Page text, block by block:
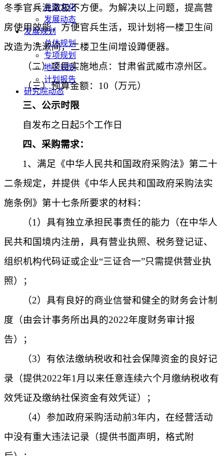
丝路文化
发展动态
发展规划
总体规划
专项规划
地区规划
计划报告
研究院动态
冬季官兵洗漱极不方便。为解决以上问题，提高营
房使用效能，方便官兵生活，现计划将一楼卫生间
改造为洗漱间，二楼卫生间增设蹲便器。
（二）项目实施地点：甘肃省武威市凉州区。
（三）预算金额： 10（万元）
三、公示时限
自发布之日起5个工作日
四、采购需求：
1、满足《中华人民共和国政府采购法》第二十
二条规定，并提供《中华人民共和国政府采购法实
施条例》第十七条所要求的材料：
（1）具有独立承担民事责任的能力（在中华人
民共和国境内注册，具有营业执照、税务登记证、
组织机构代码证或企业“三证合一”只需提供营业执
照）；
（2）具有良好的商业信誉和健全的财务会计制
度（由会计事务所出具的2022年度财务审计报
告）；
（3）有依法缴纳税收和社会保障资金的良好记
录（提供2022年1月以来任意连续六个月缴纳税收有
效凭证及缴纳社保资金有效凭证）；
（4）参加政府采购活动前3年内，在经营活动
中没有重大违法记录（提供书面声明，格式附